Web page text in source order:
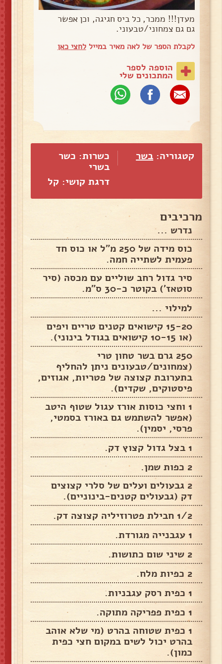
מעדן!!! ממכר, כל ביס חגיגה, וכן אפשר
גם גם צמחוני/טבעוני.
לקבלת הספר של לאה מאיר במייללחצי כאן
הוספה לספר
המתכונים שלי
קטגוריה:בשר
כשרות: כשר
בשרי
דרגת קושי: קל
מרכיבים
נדרש ...
כוס מידה של 250 מ”ל או כוס חד
פעמית לשתייה חמה.
סיר גדול רחב שוליים עם מכסה (סיר
סוטאז') בקוטר כ-30 ס"מ.
למילוי ...
15-20 קישואים קטנים טריים ויפים
(או 10-15 קישואים בגודל בינוני).
250 גרם בשר טחון טרי
(צמחונים/טבעונים ניתן להחליף
בתערובת קצוצה של פטריות, אגוזים,
פיסטוקים, שקדים).
1 וחצי כוסות אורז עגול שטוף היטב
(אפשר להשתמש גם באורז בסמטי,
פרסי, יסמין).
1 בצל גדול קצוץ דק.
2 כפות שמן.
2 גבעולים ועלים של סלרי קצוצים
דק (גבעולים קטנים-בינוניים).
1/2 חבילת פטרוזיליה קצוצה דק.
1 עגבנייה מגורדת.
2 שיני שום כתושות.
2 כפיות מלח.
1 כפית רסק עגבניות.
1 כפית פפריקה מתוקה.
1 כפית שטוחה בהרט (מי שלא אוהב
בהרט יכול לשים במקום חצי כפית
כמון).